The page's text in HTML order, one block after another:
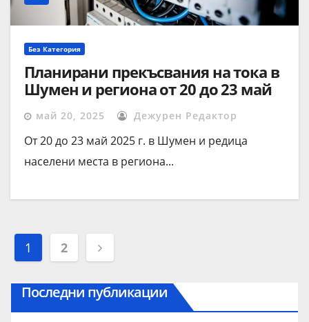
Без Категория
Планирани прекъсвания на тока в
Шумен и региона от 20 до 23 май
заради ремонтни дейности
май 20, 2025 Дежурен Редактор
От 20 до 23 май 2025 г. в Шумен и редица
населени места в региона...
Разделяне
публикациите
1 2
Последни публикации